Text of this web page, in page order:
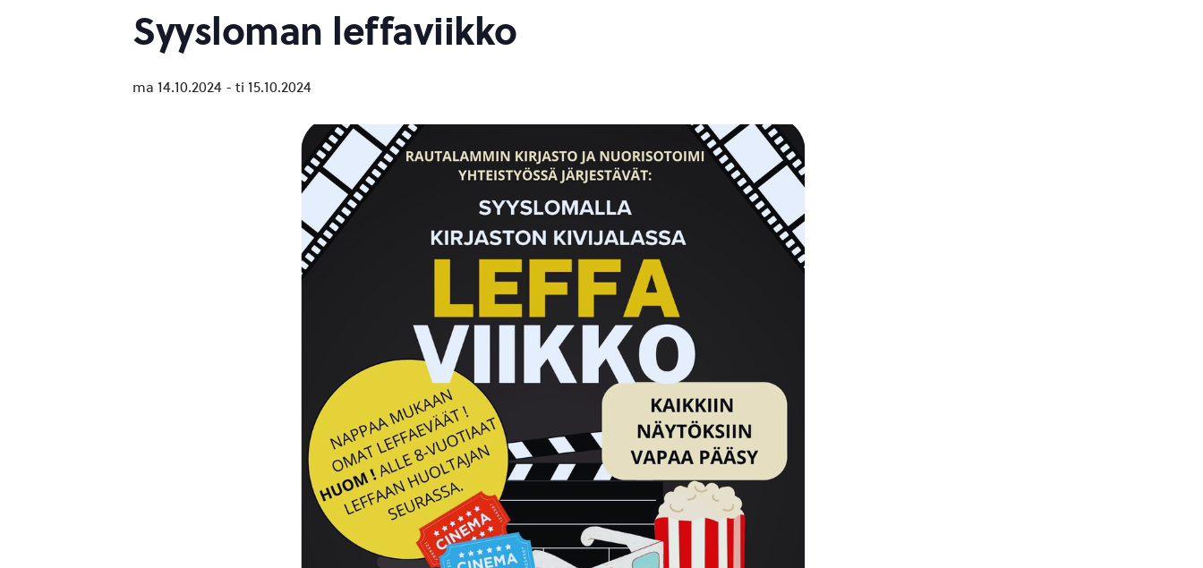
Syysloman leffaviikko
ma 14.10.2024 - ti 15.10.2024